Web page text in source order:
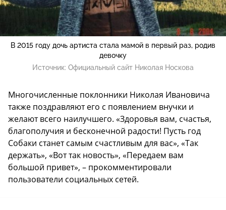
В 2015 году дочь артиста стала мамой в первый раз, родив
девочку
Источник: Официальный сайт Николая Носкова
Многочисленные поклонники Николая Ивановича
также поздравляют его с появлением внучки и
желают всего наилучшего. «Здоровья вам, счастья,
благополучия и бесконечной радости! Пусть год
Собаки станет самым счастливым для вас», «Так
держать», «Вот так новость», «Передаем вам
большой привет», – прокомментировали
пользователи социальных сетей.